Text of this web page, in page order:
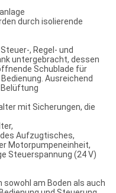
durch isolierende
, Regel- und
untergebracht, dessen
Schublade für
Ausreichend
mit Sicherungen, die
Aufzugtisches,
Motorpumpeneinheit,
Steuerspannung (24 V)
am Boden als auch